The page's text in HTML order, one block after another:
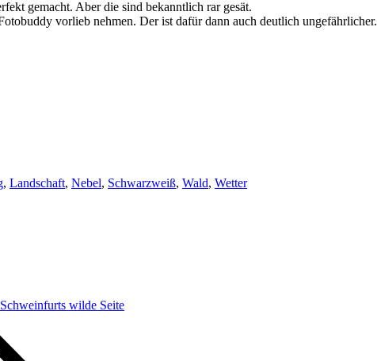
gemacht. Aber die sind bekanntlich rar gesät.
vorlieb nehmen. Der ist dafür dann auch deutlich ungefährlicher.
, Landschaft, Nebel, Schwarzweiß, Wald, Wetter
Schweinfurts wilde Seite